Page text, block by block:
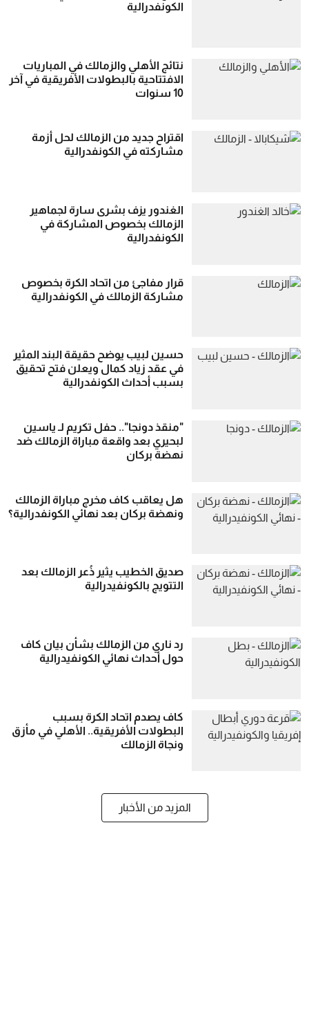
الكونفدرالية
نتائج الأهلي والزمالك في المباريات
الافتتاحية بالبطولات الأفريقية في آخر
10 سنوات
اقتراح جديد من الزمالك لحل أزمة
مشاركته في الكونفدرالية
الغندور يزف بشرى سارة لجماهير
الزمالك بخصوص المشاركة في
الكونفدرالية
قرار مفاجئ من اتحاد الكرة بخصوص
مشاركة الزمالك في الكونفدرالية
حسين لبيب يوضح حقيقة البند المثير
في عقد زياد كمال ويعلن فتح تحقيق
بسبب أحداث الكونفدرالية
"منقذ دونجا".. حفل تكريم لـ ياسين
لبحيري بعد واقعة مباراة الزمالك ضد
نهضة بركان
هل يعاقب كاف مخرج مباراة الزمالك
ونهضة بركان بعد نهائي الكونفدرالية؟
صديق الخطيب يثير ذُعر الزمالك بعد
التتويج بالكونفيدرالية
رد ناري من الزمالك بشأن بيان كاف
حول أحداث نهائي الكونفيدرالية
كاف يصدم اتحاد الكرة بسبب
البطولات الأفريقية.. الأهلي في مأزق
ونجاة الزمالك
المزيد من الأخبار